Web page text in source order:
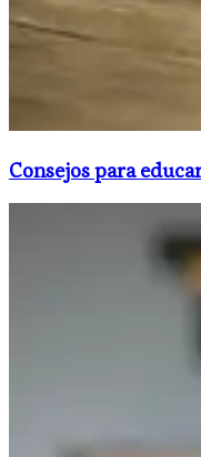
Consejos para